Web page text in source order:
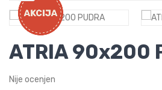
ATRIA 90x200
Nije ocenjen